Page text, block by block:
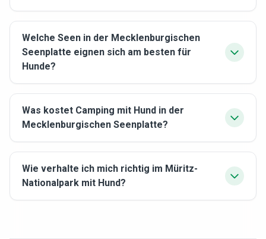
Welche Seen in der Mecklenburgischen
Seenplatte eignen sich am besten für
Hunde?
Was kostet Camping mit Hund in der
Mecklenburgischen Seenplatte?
Wie verhalte ich mich richtig im Müritz-
Nationalpark mit Hund?